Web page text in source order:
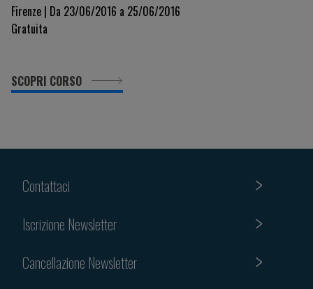
Firenze | Da 23/06/2016 a 25/06/2016
Gratuita
SCOPRI CORSO
Contattaci
Iscrizione Newsletter
Cancellazione Newsletter